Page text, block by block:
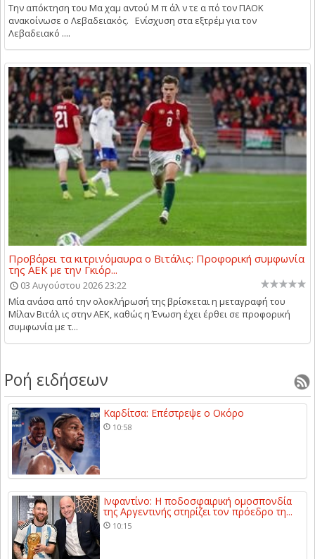
Την απόκτηση του Μα χαμ αντού Μ π άλ ν τε α πό τον ΠΑΟΚ
ανακοίνωσε ο Λεβαδειακός. Ενίσχυση στα εξτρέμ για τον
Λεβαδειακό ....
Προβάρει τα κιτρινόμαυρα ο Βιτάλις: Προφορική συμφωνία
της ΑΕΚ με την Γκιόρ...
03 Αυγούστου 2026 23:22
Μία ανάσα από την ολοκλήρωσή της βρίσκεται η μεταγραφή του
Μίλαν Βιτάλ ις στην ΑΕΚ, καθώς η Ένωση έχει έρθει σε προφορική
συμφωνία με τ...
Ροή ειδήσεων
Καρδίτσα: Επέστρεψε ο Οκόρο
10:58
Ινφαντίνο: Η ποδοσφαιρική ομοσπονδία
της Αργεντινής στηρίζει τον πρόεδρο τη...
10:15